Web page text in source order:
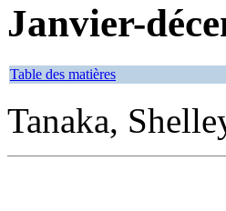
Janvier-
Table des matières
Tanaka,